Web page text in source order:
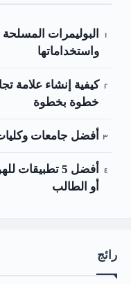
واستخداماتها
كيفية إنشاء علامة
خطوة بخطوة
أفضل جامعات
أفضل 5
أو الطالب
رائج